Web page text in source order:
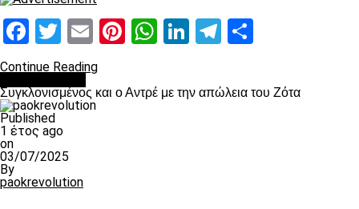
Facebook
Twitter
EmailPinterest
WhatsApp
LinkedIn
Telegram
Continue Reading
Συγκλονισμένος και ο Αντρέ με την απώλεια του Ζότα
Published
1 έτος ago
on
03/07/2025
By
paokrevolution